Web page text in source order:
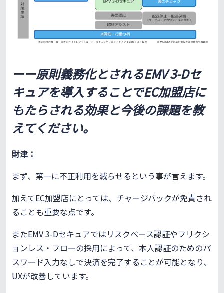
ーー原則義務化とされるEMV 3-Dセ
キュアを導入することでEC加盟店に
もたらされる効果と今後の課題を教
えてください。
財津：
まず、第一に不正利用を減らせるという事が言えます。
加えてEC加盟店にとっては、チャージバックが免責され
ることも重要な点です。
またEMV 3-Dセキュアではリスクベース認証やフリクシ
ョンレス・フローの採用によって、本人認証のためのパ
スワード入力なしで決済を完了することが可能となり、
UXが改善しています。